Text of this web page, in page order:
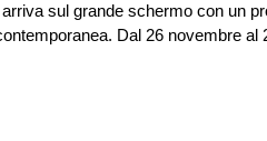
sul grande schermo con un
Dal 26 novembre